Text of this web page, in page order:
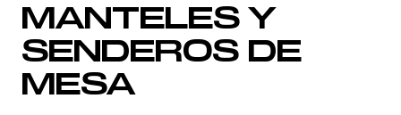
MANTELES Y
SENDEROS DE
MESA